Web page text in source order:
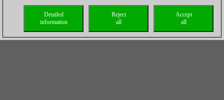
Accept
all
Reject
all
Detailed
information